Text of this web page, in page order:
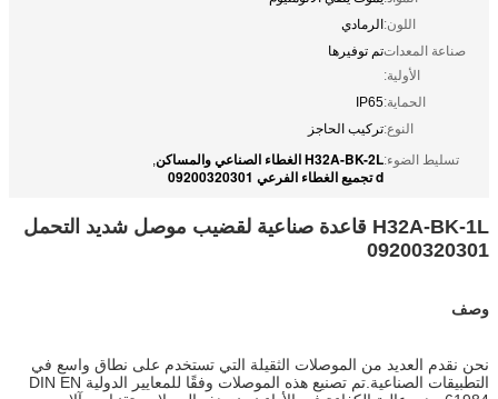
اللون:الرمادي
صناعة المعدات
الأولية:
تم توفيرها
الحماية:IP65
النوع:تركيب الحاجز
تسليط الضوء:H32A-BK-2L الغطاء الصناعي والمساكن ,
d تجميع الغطاء الفرعي 09200320301
H32A-BK-1L قاعدة صناعية لقضيب موصل شديد التحمل
09200320301
وصف
نحن نقدم العديد من الموصلات الثقيلة التي تستخدم على نطاق واسع في
التطبيقات الصناعية.تم تصنيع هذه الموصلات وفقًا للمعايير الدولية DIN EN